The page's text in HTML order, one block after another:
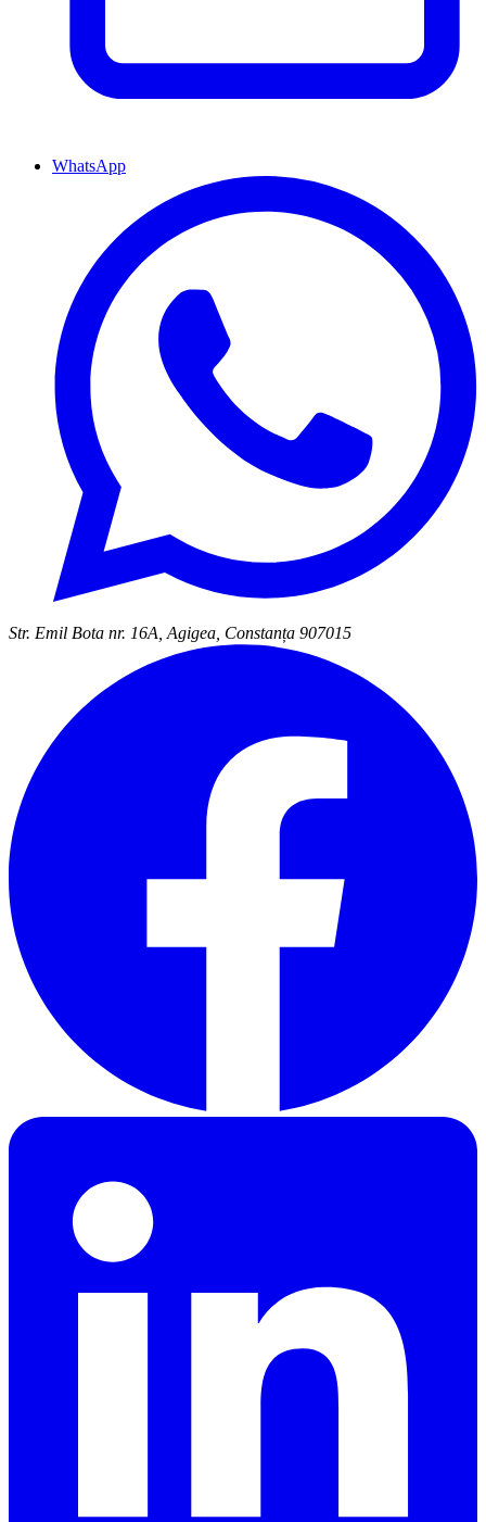
WhatsApp
Str. Emil Bota nr. 16A, Agigea, Constanța 907015